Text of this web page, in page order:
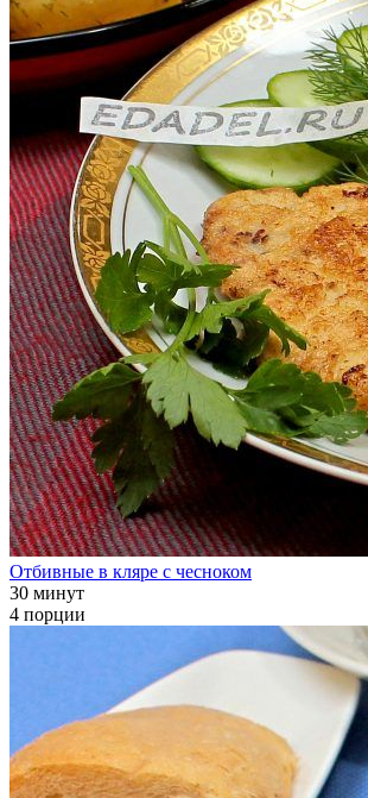
Отбивные в кляре с чесноком
30 минут
4 порции